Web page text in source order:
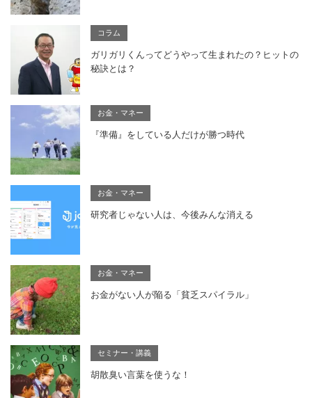
コラム
ガリガリくんってどうやって生まれたの？ヒットの
秘訣とは？
お金・マネー
『準備』をしている人だけが勝つ時代
お金・マネー
研究者じゃない人は、今後みんな消える
お金・マネー
お金がない人が陥る「貧乏スパイラル」
セミナー・講義
胡散臭い言葉を使うな！